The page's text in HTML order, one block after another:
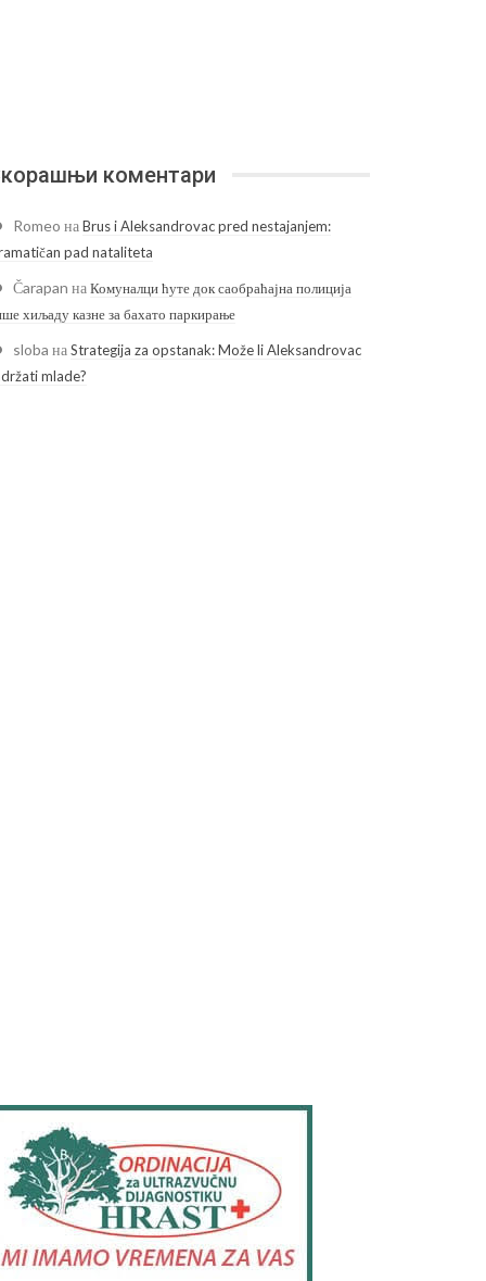
коментари
Romeo наBrus i Aleksandrovac pred nestajanjem:
pad nataliteta
Čarapan наКомуналци ћуте док саобраћајна полиција
хиљаду казне за бахато паркирање
sloba наStrategija za opstanak: Može li Aleksandrovac
mlade?